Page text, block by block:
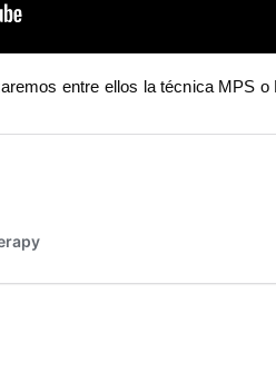
entre ellos la técnica MPS o